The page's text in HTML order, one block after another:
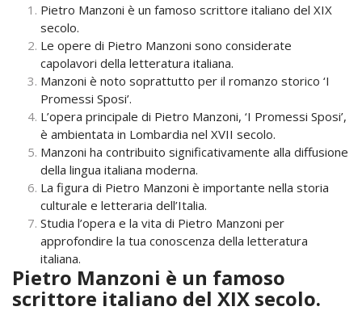
Pietro Manzoni è un famoso scrittore italiano del XIX
secolo.
Le opere di Pietro Manzoni sono considerate
capolavori della letteratura italiana.
Manzoni è noto soprattutto per il romanzo storico ‘I
Promessi Sposi’.
L’opera principale di Pietro Manzoni, ‘I Promessi Sposi’,
è ambientata in Lombardia nel XVII secolo.
Manzoni ha contribuito significativamente alla diffusione
della lingua italiana moderna.
La figura di Pietro Manzoni è importante nella storia
culturale e letteraria dell’Italia.
Studia l’opera e la vita di Pietro Manzoni per
approfondire la tua conoscenza della letteratura
italiana.
Pietro Manzoni è un famoso
scrittore italiano del XIX secolo.